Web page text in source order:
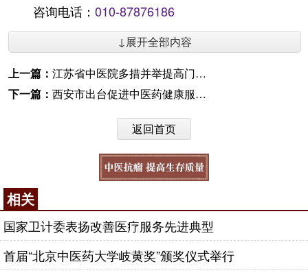
咨询电话： 010-87876186
↓展开全部内容
上一篇： 江苏省中医院多措并举提高门诊综合服务能力
下一篇： 西安市出台促进中医药健康服务发展实施方案
返回首页
相关
国家卫计委表扬改善医疗服务先进典型
首届“北京中医药大学岐黄奖”颁奖仪式举行